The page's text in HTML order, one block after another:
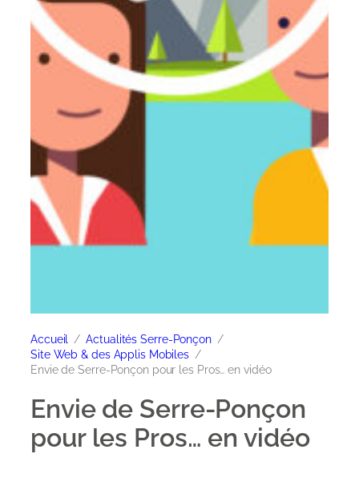
Accueil
Actualités Serre-Ponçon
Site Web & des Applis Mobiles
Envie de Serre-Ponçon pour les Pros… en vidéo
Envie de Serre-Ponçon
pour les Pros… en vidéo